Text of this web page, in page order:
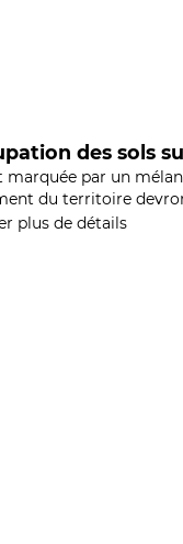
des sols
par un
du territoire
plus de détails